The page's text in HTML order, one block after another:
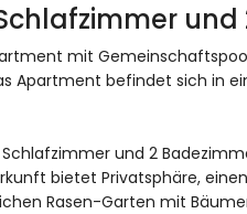
und
mit
Apartment befindet sich in
und 2
bietet Privatsphäre,
Rasen-Garten mit